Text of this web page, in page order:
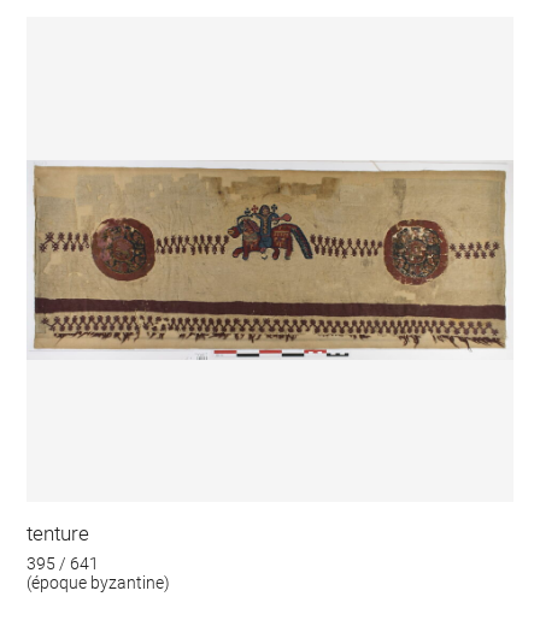
tenture
395 / 641
(époque byzantine)